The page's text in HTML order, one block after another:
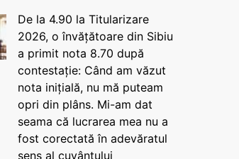
De la 4.90 la Titularizare
2026, o învățătoare din Sibiu
a primit nota 8.70 după
contestație: Când am văzut
nota inițială, nu mă puteam
opri din plâns. Mi-am dat
seama că lucrarea mea nu a
fost corectată în adevăratul
sens al cuvântului